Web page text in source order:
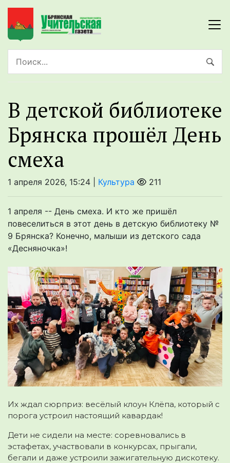
В детской библиотеке
Брянска прошёл День
смеха
1 апреля 2026, 15:24 | Культура 211
1 апреля -- День смеха. И кто же пришёл
повеселиться в этот день в детскую библиотеку №
9 Брянска? Конечно, малыши из детского сада
«Десняночка»!
Их ждал сюрприз: весёлый клоун Клёпа, который с
порога устроил настоящий кавардак!
Дети не сидели на месте: соревновались в
эстафетах, участвовали в конкурсах, прыгали,
бегали и даже устроили зажигательную дискотеку.